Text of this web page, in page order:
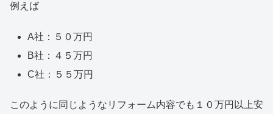
例えば
A社：５０万円
B社：４５万円
C社：５５万円
このように同じようなリフォーム内容でも１０万円以上安